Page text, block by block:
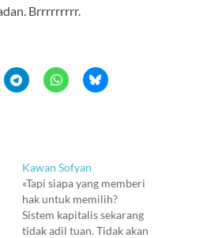
Brrrrrrrrr.
Kawan Sofyan
«Tapi siapa yang memberi
hak untuk memilih?
Sistem kapitalis sekarang
tidak adil tuan. Tidak akan